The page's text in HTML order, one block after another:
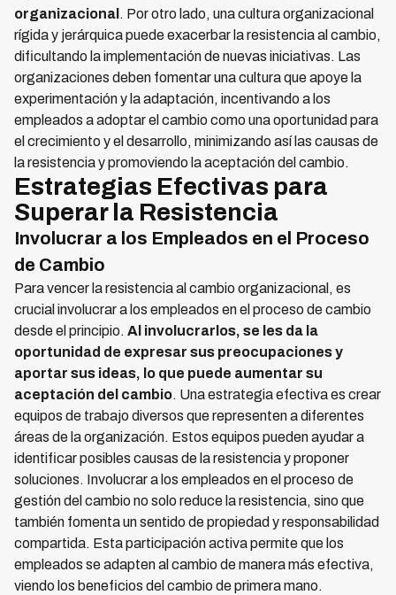
organizacional . Por otro lado, una cultura organizacional
rígida y jerárquica puede exacerbar la resistencia al cambio,
dificultando la implementación de nuevas iniciativas. Las
organizaciones deben fomentar una cultura que apoye la
experimentación y la adaptación, incentivando a los
empleados a adoptar el cambio como una oportunidad para
el crecimiento y el desarrollo, minimizando así las causas de
la resistencia y promoviendo la aceptación del cambio.
Estrategias Efectivas para
Superar la Resistencia
Involucrar a los Empleados en el Proceso
de Cambio
Para vencer la resistencia al cambio organizacional, es
crucial involucrar a los empleados en el proceso de cambio
desde el principio. Al involucrarlos, se les da la
oportunidad de expresar sus preocupaciones y
aportar sus ideas, lo que puede aumentar su
aceptación del cambio. Una estrategia efectiva es crear
equipos de trabajo diversos que representen a diferentes
áreas de la organización. Estos equipos pueden ayudar a
identificar posibles causas de la resistencia y proponer
soluciones. Involucrar a los empleados en el proceso de
gestión del cambio no solo reduce la resistencia, sino que
también fomenta un sentido de propiedad y responsabilidad
compartida. Esta participación activa permite que los
empleados se adapten al cambio de manera más efectiva,
viendo los beneficios del cambio de primera mano.